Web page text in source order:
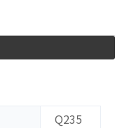
Q235